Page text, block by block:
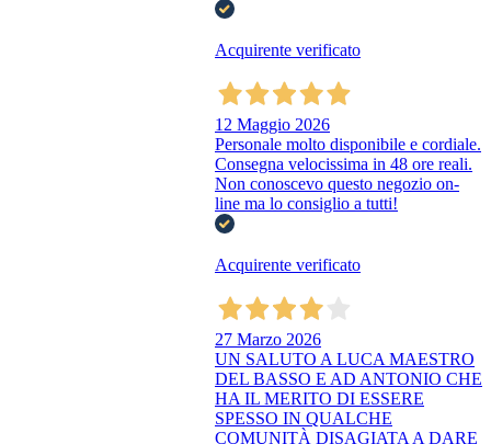
Acquirente verificato
12 Maggio 2026
Personale molto disponibile e cordiale.
Consegna velocissima in 48 ore reali.
Non conoscevo questo negozio on-
line ma lo consiglio a tutti!
Acquirente verificato
27 Marzo 2026
UN SALUTO A LUCA MAESTRO
DEL BASSO E AD ANTONIO CHE
HA IL MERITO DI ESSERE
SPESSO IN QUALCHE
COMUNITÀ DISAGIATA A DARE